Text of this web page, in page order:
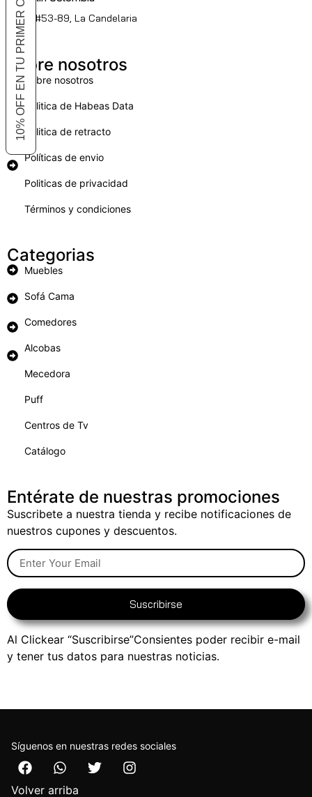
Cl. 51 #53-89, La Candelaria
Sobre nosotros
Sobre nosotros
Politica de Habeas Data
Politica de retracto
Políticas de envio
Politicas de privacidad
Términos y condiciones
Categorias
Muebles
Sofá Cama
Comedores
Alcobas
Mecedora
Puff
Centros de Tv
Catálogo
Entérate de nuestras promociones
Suscribete a nuestra tienda y recibe notificaciones de
nuestros cupones y descuentos.
Suscribirse
Al Clickear “Suscribirse”Consientes poder recibir e-mail
y tener tus datos para nuestras noticias.
Síguenos en nuestras redes sociales
Volver arriba
10% OFF EN TU PRIMER COMPRA